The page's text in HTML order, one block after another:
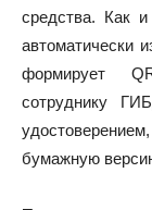
средства. Как
автоматически
формирует
сотруднику
бумажную